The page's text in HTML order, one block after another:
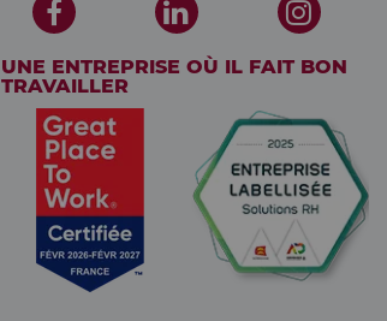
UNE ENTREPRISE OÙ IL FAIT BON
TRAVAILLER